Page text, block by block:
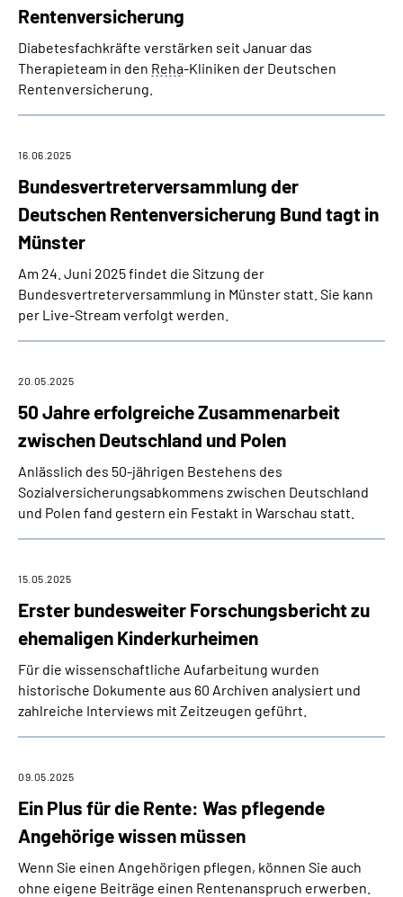
Rentenversicherung
Diabetesfachkräfte verstärken seit Januar das
Therapieteam in den Reha-Kliniken der Deutschen
Rentenversicherung.
Bundesvertreterversammlung der
Deutschen Rentenversicherung Bund tagt in
Münster
16.06.2025
Am 24. Juni 2025 findet die Sitzung der
Bundesvertreterversammlung in Münster statt. Sie kann
per Live-Stream verfolgt werden.
50 Jahre erfolgreiche Zusammenarbeit
zwischen Deutschland und Polen
20.05.2025
Anlässlich des 50-jährigen Bestehens des
Sozialversicherungsabkommens zwischen Deutschland
und Polen fand gestern ein Festakt in Warschau statt.
Erster bundesweiter Forschungsbericht zu
ehemaligen Kinderkurheimen
15.05.2025
Für die wissenschaftliche Aufarbeitung wurden
historische Dokumente aus 60 Archiven analysiert und
zahlreiche Interviews mit Zeitzeugen geführt.
Ein Plus für die Rente: Was pflegende
Angehörige wissen müssen
09.05.2025
Wenn Sie einen Angehörigen pflegen, können Sie auch
ohne eigene Beiträge einen Rentenanspruch erwerben.